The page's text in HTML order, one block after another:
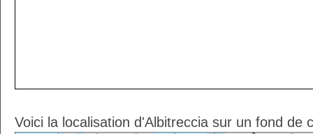
Voici la localisation d'Albitreccia sur un fond de